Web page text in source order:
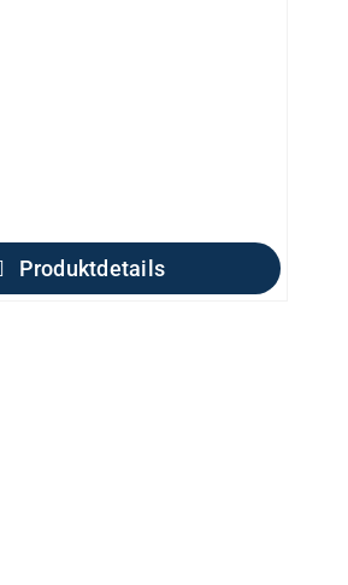
Produktdetails